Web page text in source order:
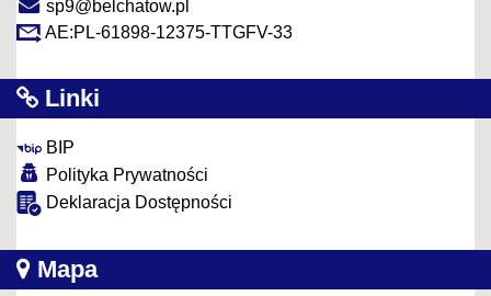
sp9@belchatow.pl
AE:PL-61898-12375-TTGFV-33
Linki
BIP
Polityka Prywatności
Deklaracja Dostępności
Mapa